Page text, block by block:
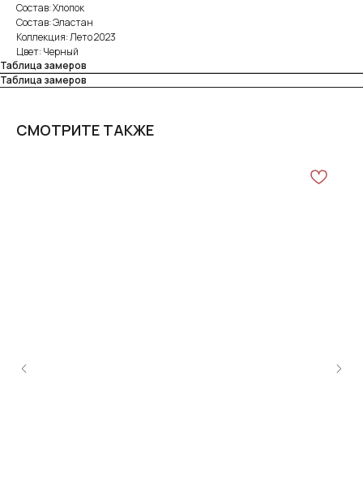
Состав: Хлопок
Состав: Эластан
Коллекция: Лето 2023
Цвет: Черный
Таблица замеров
Таблица замеров
СМОТРИТЕ ТАКЖЕ